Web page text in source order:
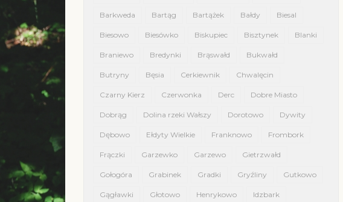
Barkweda Bartąg Bartążek Bałdy Biesal
Biesowo Biesówko Biskupiec Bisztynek Blanki
Braniewo Bredynki Brąswałd Bukwałd
Butryny Bęsia Cerkiewnik Chwalęcin
Czarny Kierz Czerwonka Derc Dobre Miasto
Dobrąg Dolina rzeki Wałszy Dorotowo Dywity
Dębowo Ełdyty Wielkie Franknowo Frombork
Frączki Garzewko Garzewo Gietrzwałd
Gołogóra Grabinek Gradki Gryźliny Gutkowo
Gągławki Głotowo Henrykowo Idzbark